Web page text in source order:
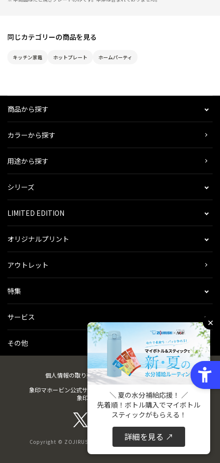
同じカテゴリーの商品を見る
キッチン家電 ホットプレート ホームパーティ
商品から探す
カラーから探す
用途から探す
シリーズ
LIMITED EDITION
オリジナルプリント
アウトレット
特集
サービス
その他
個人情報の取り扱い会社概要ご利用規約会員規約
象印マホービン公式サイト
象印パーツダイレクト
Copyright © ZOJIRUSHI CORPORATION. All Rights Reserved
✕
＼ 夏の水分補給応援！ ／
先着順！ボトル購入でマイボトル
スティックがもらえる！
詳細を見る ↗